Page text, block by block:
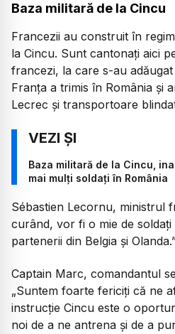
Baza militară de la Cincu
Francezii au construit în
la Cincu. Sunt cantonați aici
francezi, la care s-au adăugat
Franța a trimis în România și
Lecrec și transportoare
Baza militară de la Cincu,
mai mulți soldați în România
Sébastien Lecornu, ministrul
curând, vor fi o mie de
partenerii din Belgia și
Captain Marc, comandantul
„Suntem foarte fericiți că ne
instrucție Cincu este o
noi de a ne antrena și de a